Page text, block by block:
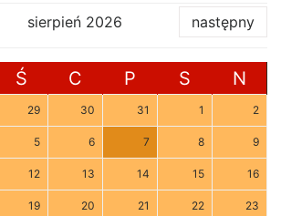
sierpień 2026 następny
Ś C P S N
29 30 31 1 2
5 6 7 8 9
12 13 14 15 16
19 20 21 22 23